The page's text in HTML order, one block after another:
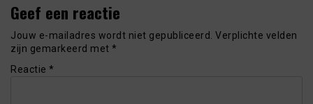
Geef een reactie
Jouw e-mailadres wordt niet gepubliceerd. Verplichte velden
zijn gemarkeerd met *
Reactie *